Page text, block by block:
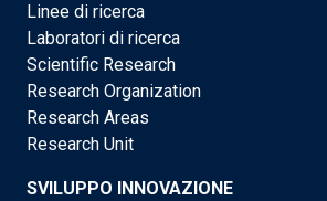
Linee di ricerca
Laboratori di ricerca
Scientific Research
Research Organization
Research Areas
Research Unit
SVILUPPO INNOVAZIONE